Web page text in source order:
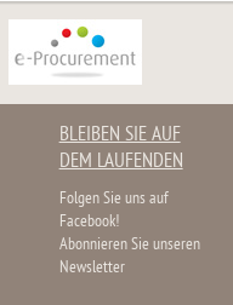
BLEIBEN SIE AUF
DEM LAUFENDEN
Folgen Sie uns auf
Facebook!
Abonnieren Sie unseren
Newsletter